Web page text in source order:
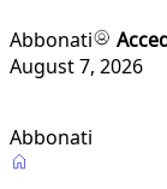
Abbonati
August 7, 2026
Abbonati